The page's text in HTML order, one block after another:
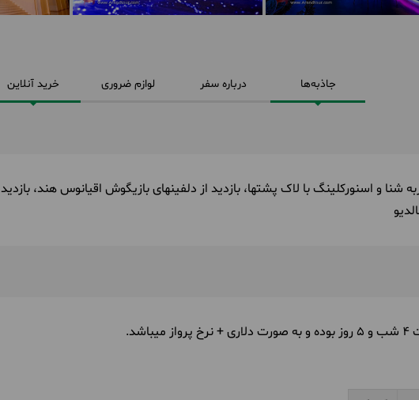
جاذبه‌ها درباره سفر لوازم ضروری خرید آنلاین
شنا و اسنورکلینگ با لاک پشتها، بازدید از دلفینهای بازیگوش اقیانوس هند، بازدید